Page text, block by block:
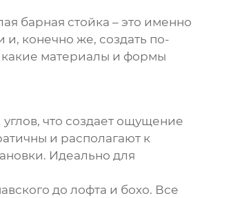
барная стойка – это именно
и, конечно же, создать по-
какие материалы и формы
что создает ощущение
и располагают к
Идеально для
до лофта и бохо. Все